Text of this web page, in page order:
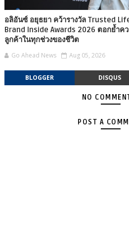
อลิอันซ์ อยุธยา คว้ารางวัล Trusted
Brand Inside Awards 2026 ตอกย้ำค
ลูกค้าในทุกช่วงของชีวิต
Go Ahead News Aug 05, 2026
BLOGGER DISQUS
NO
POST A